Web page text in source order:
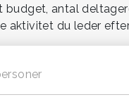
budget, antal
aktivitet du leder